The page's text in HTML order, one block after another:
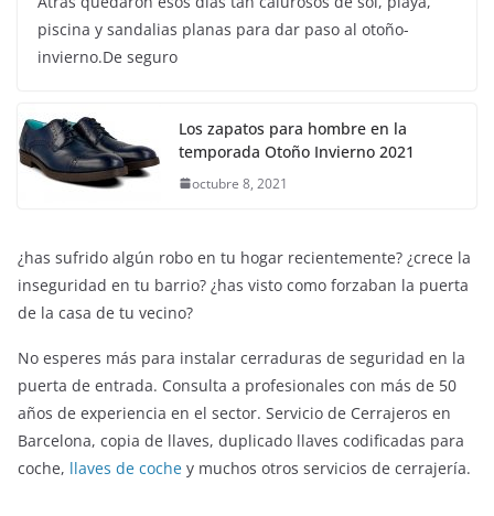
Atrás quedaron esos días tan calurosos de sol, playa,
piscina y sandalias planas para dar paso al otoño-
invierno.De seguro
Los zapatos para hombre en la
temporada Otoño Invierno 2021
octubre 8, 2021
¿has sufrido algún robo en tu hogar recientemente? ¿crece la
inseguridad en tu barrio? ¿has visto como forzaban la puerta
de la casa de tu vecino?
No esperes más para instalar cerraduras de seguridad en la
puerta de entrada. Consulta a profesionales con más de 50
años de experiencia en el sector. Servicio de Cerrajeros en
Barcelona, copia de llaves, duplicado llaves codificadas para
coche, llaves de coche y muchos otros servicios de cerrajería.
Slender Man llega al cine y te mostramos